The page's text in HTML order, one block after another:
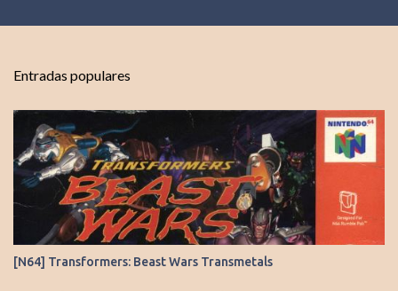
r
i
o
s
Entradas populares
[N64] Transformers: Beast Wars Transmetals